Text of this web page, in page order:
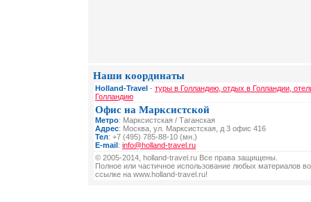
Наши координаты
Holland-Travel - туры в Голландию, отдых в Голландии,
Голландию
Офис на Марксистской
Метро: Марксистская / Таганская
Адрес: Москва, ул. Марксистская, д 3 офис 416
Тел: +7 (495) 785-88-10 (мн.)
E-mail: info@holland-travel.ru
© 2005-2014, holland-travel.ru Все права защищены.
Полное или частичное использование любых материалов
ссылке на www.holland-travel.ru!